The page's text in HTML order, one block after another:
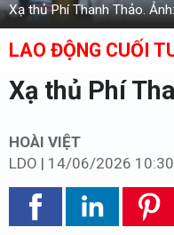
Xạ thủ Phí Thanh Thảo.
LAO ĐỘNG CUỐI
Xạ thủ Phí
HOÀI VIỆT
LDO | 14/06/2026 10:30